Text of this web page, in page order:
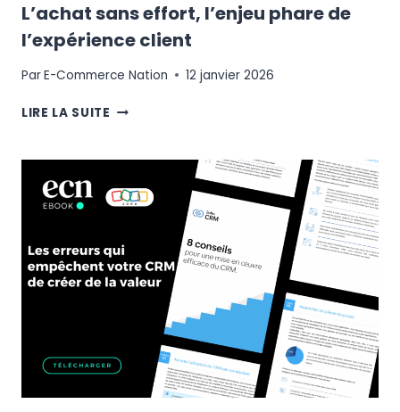
L’achat sans effort, l’enjeu phare de
l’expérience client
ParE-Commerce Nation 12 janvier 2026
LIRE LA SUITE L’ACHAT
L’ENJEU
DE
L’EXPÉRIENCE